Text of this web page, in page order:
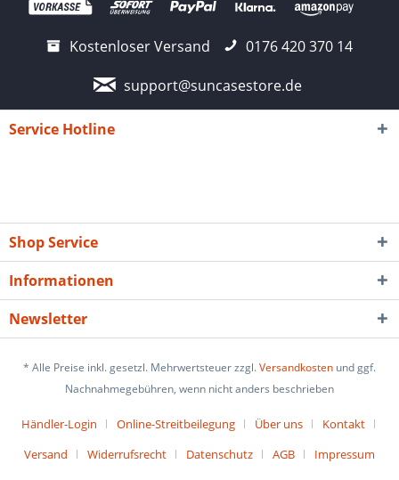
Kostenloser Versand
0176 420 370 14
support@suncasestore.de
Service Hotline
Shop Service
Informationen
Newsletter
* Alle Preise inkl. gesetzl. Mehrwertsteuer zzgl.Versandkosten und ggf.
Nachnahmegebühren, wenn nicht anders beschrieben
Händler-Login Online-Streitbeilegung Über uns
Kontakt
Versand
Widerrufsrecht Datenschutz AGB Impressum